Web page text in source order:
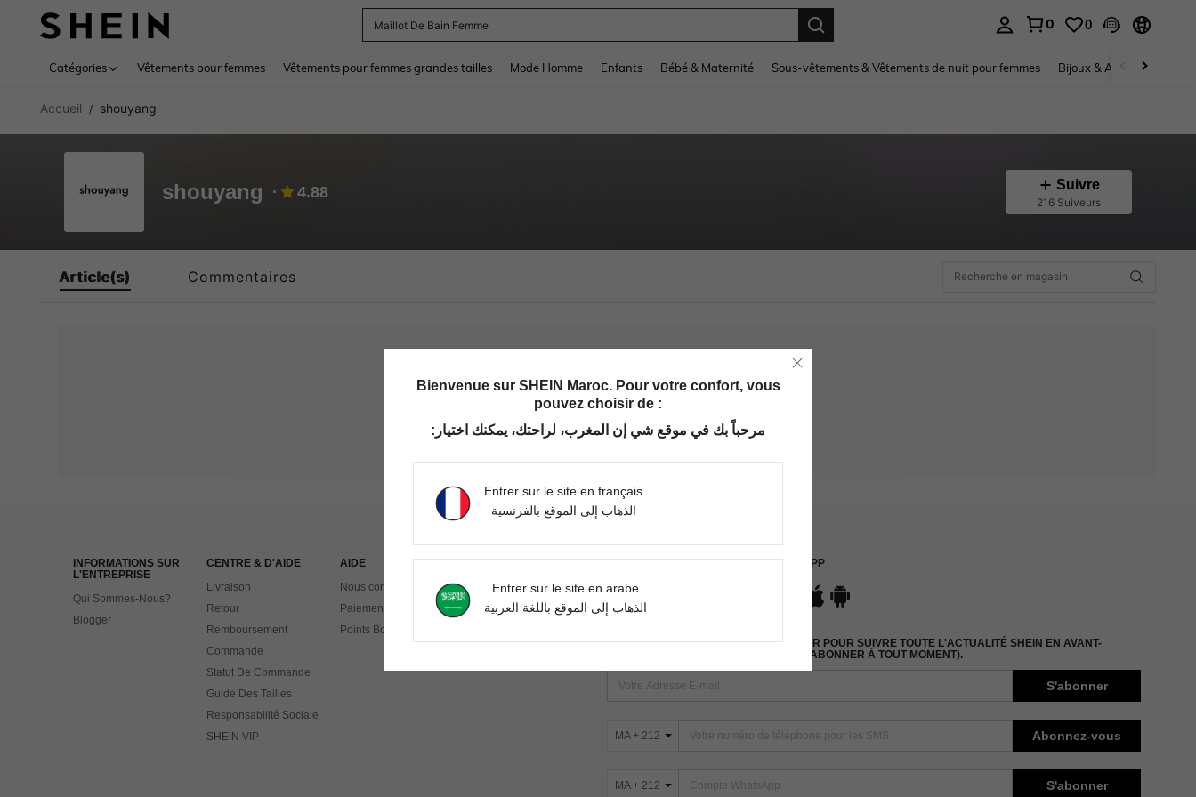
Maillot De Bain Femme
0 0
Catégories Vêtements pour femmes Vêtements pour femmes grandes tailles Mode Homme Enfants Bébé & Maternité Sous-vêtements & Vêtements de nuit pour femmes Bijoux & Accessoires pour
Accueil / shouyang
shouyang 4.88 Suivre
216 Suiveurs
Article(s) Commentaires
Aucun article trouvé. Veuillez essayer une autre recherche.
INFORMATIONS SUR
L'ENTREPRISE
Qui Sommes-Nous?
Blogger
CENTRE & D'AIDE
Livraison
Retour
Remboursement
Commande
Statut De Commande
Guide Des Tailles
Responsabilité Sociale
SHEIN VIP
AIDE
Nous contacter
Paiement
Points Bonus
TROUVEZ-NOUS SUR APP
ABONNEZ-VOUS À NOTRE NEWSLETTER POUR SUIVRE TOUTE L'ACTUALITÉ SHEIN EN AVANT-
PREMIÈRE ! (VOUS POUVEZ VOUS DÉSABONNER À TOUT MOMENT).
S'abonner
MA + 212 Abonnez-vous
MA + 212 S'abonner
Bienvenue sur SHEIN Maroc. Pour votre confort, vous
pouvez choisir de :
مرحباً بك في موقع شي إن المغرب، لراحتك، يمكنك اختيار:
Entrer sur le site en français
الذهاب إلى الموقع بالفرنسية
Entrer sur le site en arabe
الذهاب إلى الموقع باللغة العربية